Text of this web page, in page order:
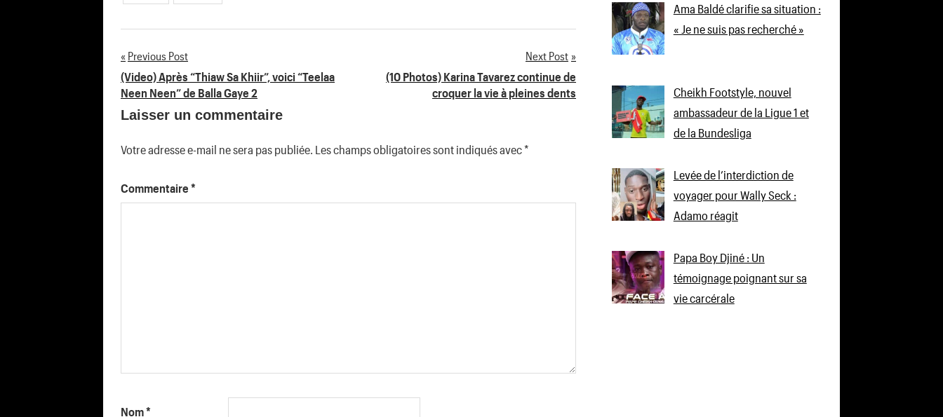
Navigation
de
Previous Post
(Video) Après “Thiaw Sa Khiir”, voici “Teelaa
Neen Neen” de Balla Gaye 2
Next Post
(10 Photos) Karina Tavarez continue de
croquer la vie à pleines dents
Laisser un commentaire
Votre adresse e-mail ne sera pas publiée. Les champs obligatoires sont indiqués avec*
Commentaire *
Nom*
Ama Baldé clarifie sa situation :
« Je ne suis pas recherché »
Cheikh Footstyle, nouvel
ambassadeur de la Ligue 1 et
de la Bundesliga
Levée de l’interdiction de
voyager pour Wally Seck :
Adamo réagit
Papa Boy Djiné : Un
témoignage poignant sur sa
vie carcérale